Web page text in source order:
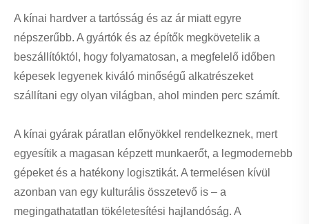
A kínai hardver a tartósság és az ár miatt egyre
népszerűbb. A gyártók és az építők megkövetelik a
beszállítóktól, hogy folyamatosan, a megfelelő időben
képesek legyenek kiváló minőségű alkatrészeket
szállítani egy olyan világban, ahol minden perc számít.
A kínai gyárak páratlan előnyökkel rendelkeznek, mert
egyesítik a magasan képzett munkaerőt, a legmodernebb
gépeket és a hatékony logisztikát. A termelésen kívül
azonban van egy kulturális összetevő is – a
megingathatatlan tökéletesítési hajlandóság. A